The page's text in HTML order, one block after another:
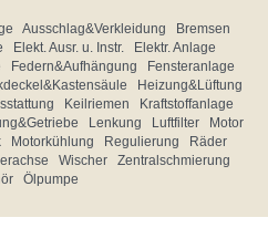
Ausschlag&Verkleidung
Bremsen
Elekt. Ausr. u. Instr.
Elektr. Anlage
Federn&Aufhängung
Fensteranlage
Heizung&Lüftung
Keilriemen
Kraftstoffanlage
Lenkung Luftfilter
Motor
Motorkühlung Regulierung
Räder
Wischer
Zentralschmierung
Ölpumpe